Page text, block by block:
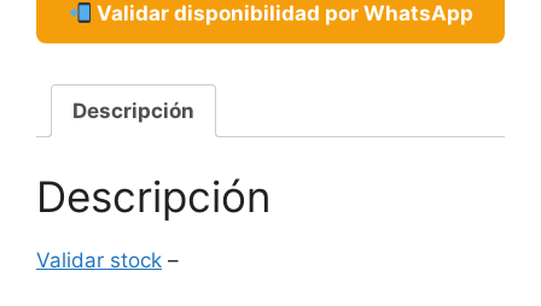
Validar disponibilidad por WhatsApp
Descripción
Descripción
Validar stock –